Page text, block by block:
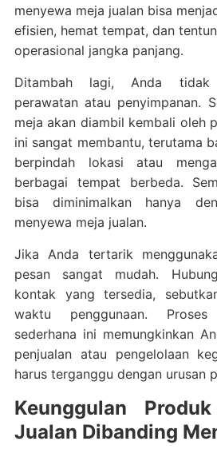
menyewa meja jualan bisa
efisien, hemat tempat, dan
operasional jangka panjang.
Ditambah lagi, Anda tidak
perawatan atau penyimpanan.
meja akan diambil kembali oleh
ini sangat membantu, terutama
berpindah lokasi atau
berbagai tempat berbeda.
bisa diminimalkan hanya
menyewa meja jualan.
Jika Anda tertarik
pesan sangat mudah.
kontak yang tersedia,
waktu penggunaan.
sederhana ini memungkinkan
penjualan atau pengelolaan
harus terganggu dengan urusan
Keunggulan
Jualan Dibanding